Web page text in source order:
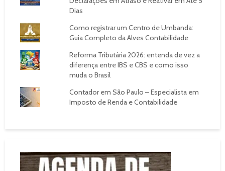
Dias
Como registrar um Centro de Umbanda:
Guia Completo da Alves Contabilidade
Reforma Tributária 2026: entenda de vez a
diferença entre IBS e CBS e como isso
muda o Brasil
Contador em São Paulo – Especialista em
Imposto de Renda e Contabilidade